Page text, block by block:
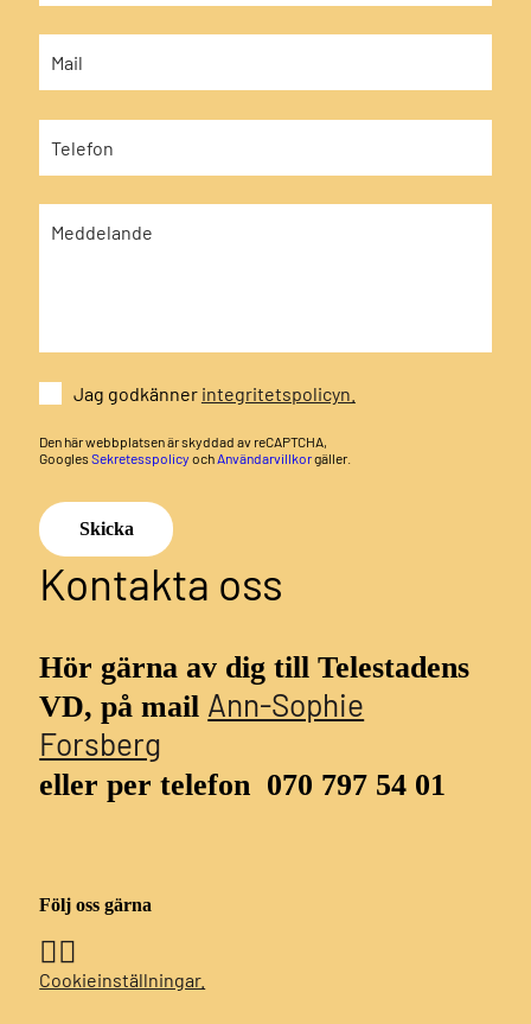
Jag godkänner integritetspolicyn.
Den här webbplatsen är skyddad av reCAPTCHA,
GooglesSekretesspolicy ochAnvändarvillkorgäller.
Skicka
Kontakta oss
Hör gärna av dig till Telestadens
VD, på mail Ann-Sophie
Forsberg
eller per telefon 070 797 54 01
Följ oss gärna
Cookieinställningar.